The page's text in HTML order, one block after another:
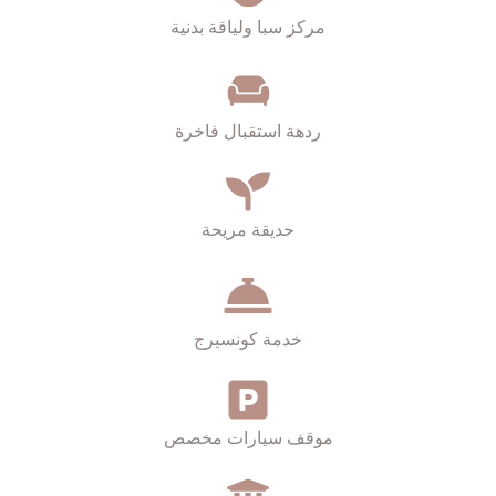
مركز سبا ولياقة بدنية
ردهة استقبال فاخرة
حديقة مريحة
خدمة كونسيرج
موقف سيارات مخصص